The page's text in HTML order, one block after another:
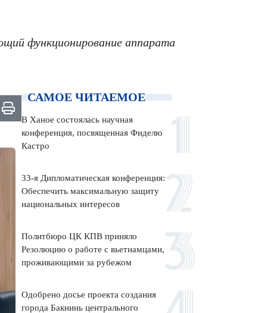
функционирование аппарата
САМОЕ ЧИТАЕМОЕ
В Ханое состоялась научная
конференция, посвященная Фиделю
Кастро
33-я Дипломатическая конференция:
Обеспечить максимальную защиту
национальных интересов
Политбюро ЦК КПВ приняло
Резолюцию о работе с вьетнамцами,
проживающими за рубежом
Одобрено досье проекта создания
города Бакнинь центрального